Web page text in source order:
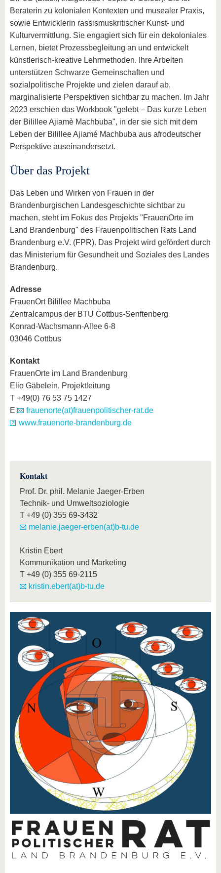
Beraterin zu kolonialen Kontexten und musealer Praxis,
sowie Entwicklerin rassismuskritischer Kunst- und
Kulturvermittlung. Sie engagiert sich für ein dekoloniales
Lernen, bietet Prozessbegleitung an und entwickelt
künstlerisch-kreative Lehrmethoden. Ihre Arbeiten
unterstützen Schwarze Gemeinschaften und
sozialpolitische Projekte und zielen darauf ab,
marginalisierte Perspektiven sichtbar zu machen. Im Jahr
2023 erschien das Workbook "gelebt – Das kurze Leben
der Bilillee Ajiamè Machbuba", in der sie sich mit dem
Leben der Bilillee Ajiamé Machbuba aus afrodeutscher
Perspektive auseinandersetzt.
Über das Projekt
Das Leben und Wirken von Frauen in der
Brandenburgischen Landesgeschichte sichtbar zu
machen, steht im Fokus des Projekts "FrauenOrte im
Land Brandenburg" des Frauenpolitischen Rats Land
Brandenburg e.V. (FPR). Das Projekt wird gefördert durch
das Ministerium für Gesundheit und Soziales des Landes
Brandenburg.
Adresse
FrauenOrt Bilillee Machbuba
Zentralcampus der BTU Cottbus-Senftenberg
Konrad-Wachsmann-Allee 6-8
03046 Cottbus
Kontakt
FrauenOrte im Land Brandenburg
Elio Gäbelein, Projektleitung
T +49(0) 76 53 75 1427
E
frauenorte(at)frauenpolitischer-rat.de
www.frauenorte-brandenburg.de
Kontakt
Prof. Dr. phil. Melanie Jaeger-Erben
Technik- und Umweltsoziologie
T +49 (0) 355 69-3432
melanie.jaeger-erben(at)b-tu.de
Kristin Ebert
Kommunikation und Marketing
T +49 (0) 355 69-2115
kristin.ebert(at)b-tu.de